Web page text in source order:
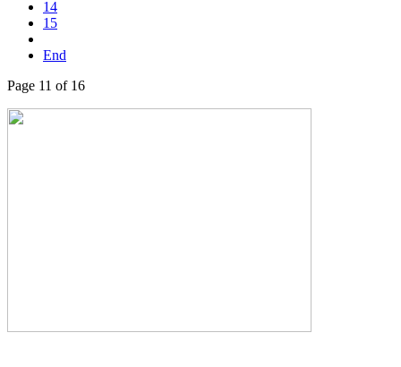
14
15
End
Page 11 of 16